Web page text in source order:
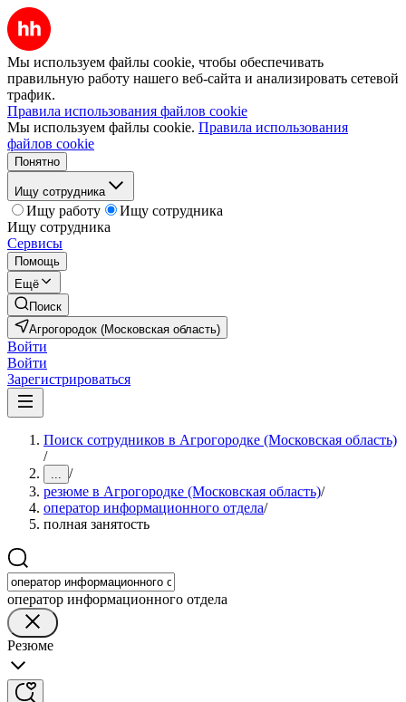
Мы используем файлы cookie, чтобы обеспечивать
правильную работу нашего веб-сайта и анализировать сетевой
трафик.
Правила использования файлов cookie
Мы используем файлы cookie. Правила использования
файлов cookie
Понятно
Ищу сотрудника
Ищу работу
Ищу сотрудника
Ищу сотрудника
Сервисы
Помощь
Ещё
Поиск
Агрогородок (Московская область)
Войти
Войти
Зарегистрироваться
Поиск сотрудников в Агрогородке (Московская область)
/
... /
резюме в Агрогородке (Московская область)/
оператор информационного отдела/
полная занятость
оператор информационного отдела
Резюме